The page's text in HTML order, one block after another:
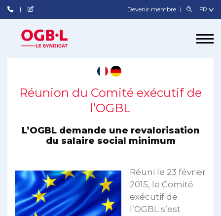
Devenir membre
Réunion du Comité exécutif de
l’OGBL
L’OGBL demande une revalorisation
du salaire social minimum
Réuni le 23 février
2015, le Comité
exécutif de
l’OGBL s’est